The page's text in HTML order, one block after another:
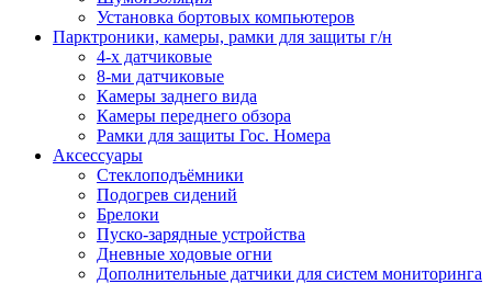
Установка бортовых компьютеров
Парктроники, камеры, рамки для защиты г/н
4-х датчиковые
8-ми датчиковые
Камеры заднего вида
Камеры переднего обзора
Рамки для защиты Гос. Номера
Аксессуары
Стеклоподъёмники
Подогрев сидений
Брелоки
Пуско-зарядные устройства
Дневные ходовые огни
Дополнительные датчики для систем мониторинга